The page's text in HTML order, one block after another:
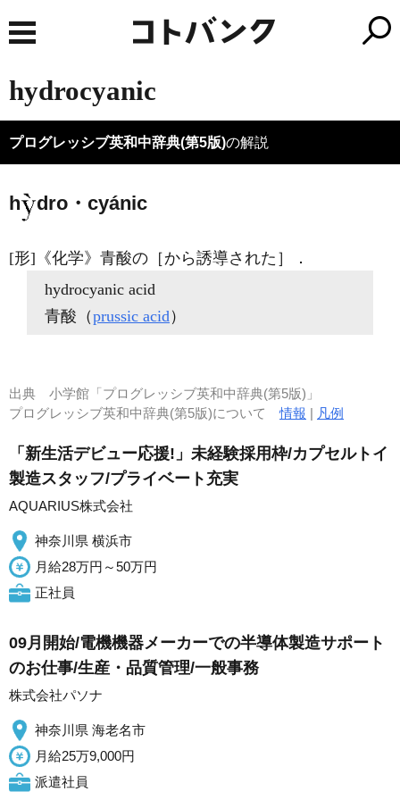
hydrocyanic
プログレッシブ英和中辞典(第5版)の解説
h dro・cyánic
[形] 《化学》 青酸の［から誘導された］
．
hydrocyanic acid
青酸（prussic acid）
出典 小学館「プログレッシブ英和中辞典(第5版)」
プログレッシブ英和中辞典(第5版)について情報 | 凡例
「新生活デビュー応援!」未経験採用枠/カプセルトイ
製造スタッフ/プライベート充実
AQUARIUS株式会社
神奈川県 横浜市
月給28万円～50万円
正社員
09月開始/電機機器メーカーでの半導体製造サポート
のお仕事/生産・品質管理/一般事務
株式会社パソナ
神奈川県 海老名市
月給25万9,000円
派遣社員